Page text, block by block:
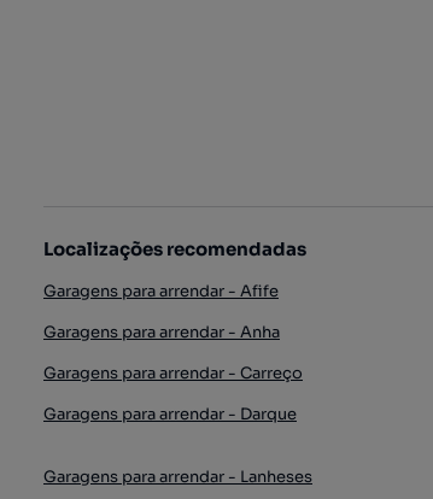
Localizações recomendadas
Garagens para arrendar - Afife
Garagens para arrendar - Anha
Garagens para arrendar - Carreço
Garagens para arrendar - Darque
Garagens para arrendar - Lanheses